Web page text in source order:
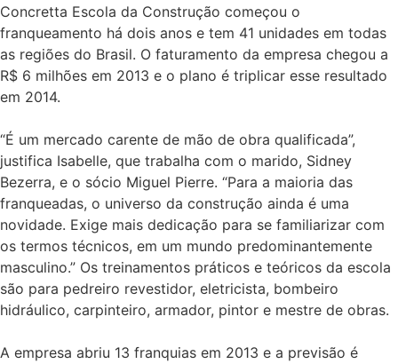
Concretta Escola da Construção começou o
franqueamento há dois anos e tem 41 unidades em todas
as regiões do Brasil. O faturamento da empresa chegou a
R$ 6 milhões em 2013 e o plano é triplicar esse resultado
em 2014.
“É um mercado carente de mão de obra qualificada”,
justifica Isabelle, que trabalha com o marido, Sidney
Bezerra, e o sócio Miguel Pierre. “Para a maioria das
franqueadas, o universo da construção ainda é uma
novidade. Exige mais dedicação para se familiarizar com
os termos técnicos, em um mundo predominantemente
masculino.” Os treinamentos práticos e teóricos da escola
são para pedreiro revestidor, eletricista, bombeiro
hidráulico, carpinteiro, armador, pintor e mestre de obras.
A empresa abriu 13 franquias em 2013 e a previsão é